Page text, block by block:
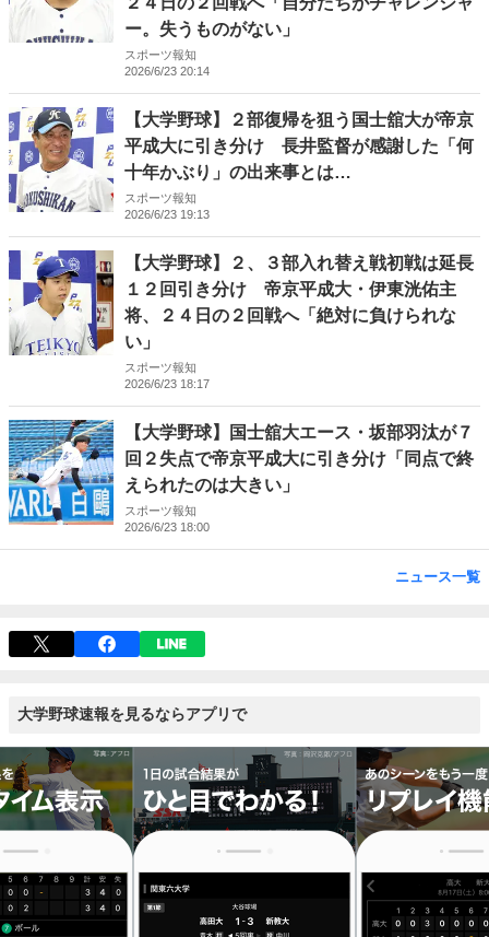
ー。失うものがない」
スポーツ報知
2026/6/23 20:14
【大学野球】２部復帰を狙う国士舘大が帝京
平成大に引き分け 長井監督が感謝した「何
十年かぶり」の出来事とは…
スポーツ報知
2026/6/23 19:13
【大学野球】２、３部入れ替え戦初戦は延長
１２回引き分け 帝京平成大・伊東洸佑主
将、２４日の２回戦へ「絶対に負けられな
い」
スポーツ報知
2026/6/23 18:17
【大学野球】国士舘大エース・坂部羽汰が７
回２失点で帝京平成大に引き分け「同点で終
えられたのは大きい」
スポーツ報知
2026/6/23 18:00
ニュース一覧
大学野球速報を見るならアプリで